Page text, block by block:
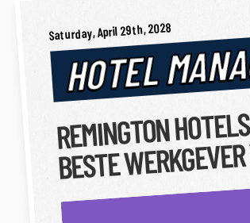
Saturday, April 29th, 2028
HOTEL
REMINGTON
BESTE